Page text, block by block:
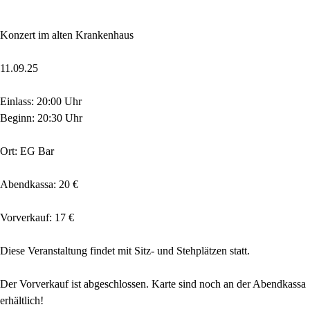
Konzert im alten Krankenhaus
11.09.25
Einlass: 20:00 Uhr
Beginn: 20:30 Uhr
Ort: EG Bar
Abendkassa: 20 €
Vorverkauf: 17 €
Diese Veranstaltung findet mit Sitz- und Stehplätzen statt.
Der Vorverkauf ist abgeschlossen. Karte sind noch an der Abendkassa
erhältlich!